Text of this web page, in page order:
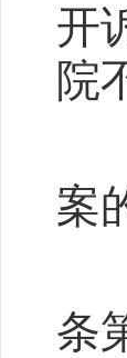
开
院
案
条